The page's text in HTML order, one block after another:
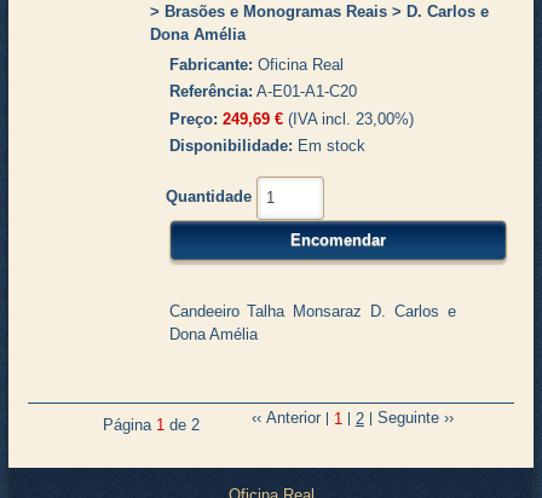
Brasões e Monogramas Reais
D. Carlos e
Dona Amélia
Fabricante Oficina Real
Referência A-E01-A1-C20
Preço 249,69 €(IVA incl. 23,00%)
Disponibilidade
Em stock
Quantidade
Candeeiro Talha Monsaraz D. Carlos e
Dona Amélia
Página 1 de 2 Anterior 1 2 Seguinte